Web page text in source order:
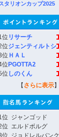
タリオンカップ2025
位 リサーチ
位ジェンティルトシ
位 ＨＡＬ
位 PGOTTA2
位 しのくん
【 さらに表示】
位 ジャンゴッド
位 エルドボルグ
位 ジョドレルバンク